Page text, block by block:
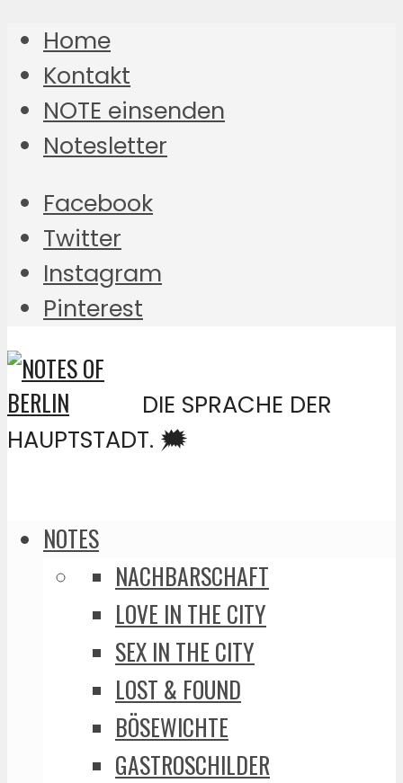
Home
Kontakt
NOTE einsenden
Notesletter
Facebook
Twitter
Instagram
Pinterest
DIE SPRACHE DER
HAUPTSTADT. 🗯️
NOTES
NACHBARSCHAFT
LOVE IN THE CITY
SEX IN THE CITY
LOST & FOUND
BÖSEWICHTE
GASTROSCHILDER